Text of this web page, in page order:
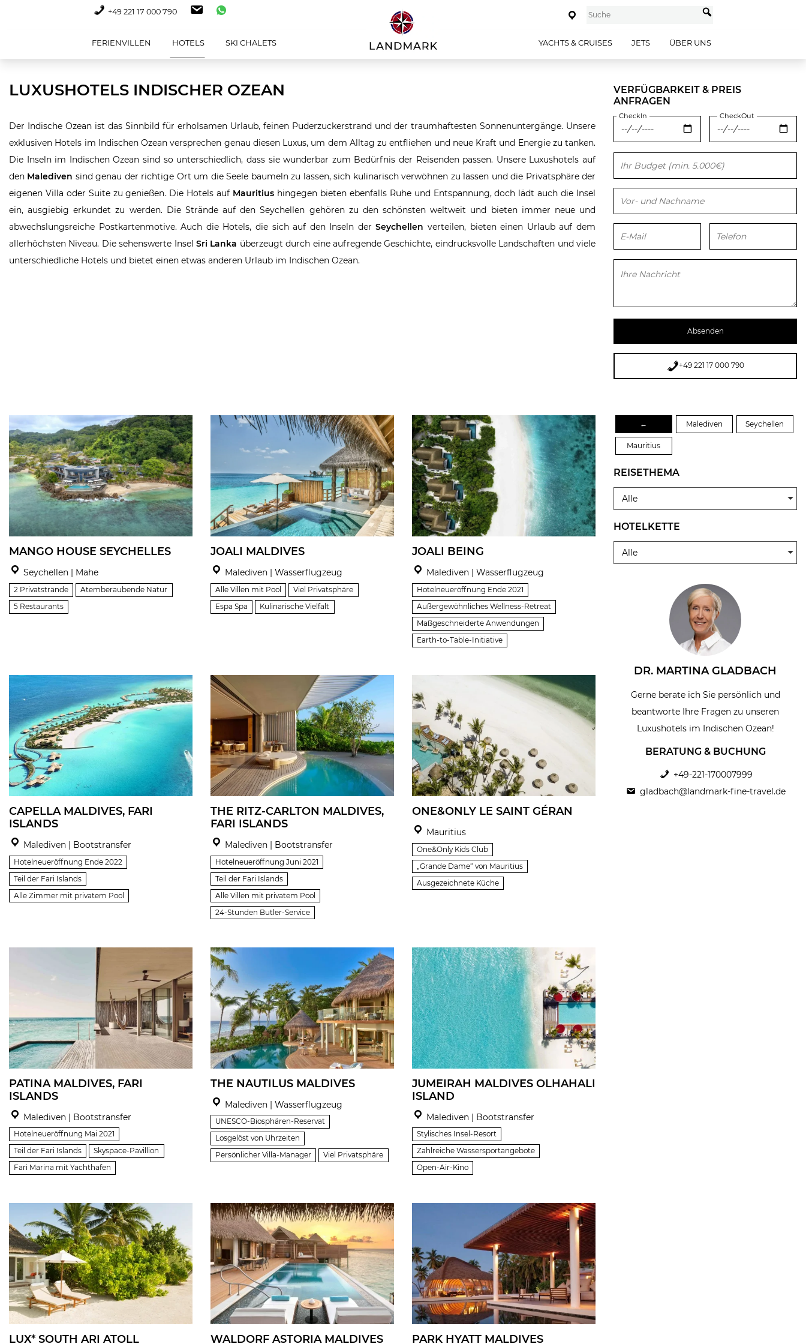
+49 221 17 000 790
FERIENVILLEN HOTELS SKI CHALETS YACHTS & CRUISES JETS ÜBER UNS
LUXUSHOTELS INDISCHER OZEAN
Der Indische Ozean ist das Sinnbild für erholsamen Urlaub, feinen Puderzuckerstrand und der traumhaftesten Sonnenuntergänge. Unsere
exklusiven Hotels im Indischen Ozean versprechen genau diesen Luxus, um dem Alltag zu entfliehen und neue Kraft und Energie zu tanken.
Die Inseln im Indischen Ozean sind so unterschiedlich, dass sie wunderbar zum Bedürfnis der Reisenden passen. Unsere Luxushotels auf
den Malediven sind genau der richtige Ort um die Seele baumeln zu lassen, sich kulinarisch verwöhnen zu lassen und die Privatsphäre der
eigenen Villa oder Suite zu genießen. Die Hotels auf Mauritius hingegen bieten ebenfalls Ruhe und Entspannung, doch lädt auch die Insel
ein, ausgiebig erkundet zu werden. Die Strände auf den Seychellen gehören zu den schönsten weltweit und bieten immer neue und
abwechslungsreiche Postkartenmotive. Auch die Hotels, die sich auf den Inseln derSeychellen verteilen, bieten einen Urlaub auf dem
allerhöchsten Niveau. Die sehenswerte Insel Sri Lanka überzeugt durch eine aufregende Geschichte, eindrucksvolle Landschaften und viele
unterschiedliche Hotels und bietet einen etwas anderen Urlaub im Indischen Ozean.
VERFÜGBARKEIT & PREIS
ANFRAGEN
CheckIn CheckOut
Bitte lasse dieses Feld leer.
Bitte lasse dieses Feld leer.
+49 221 17 000 790
← Malediven Seychellen
Mauritius
REISETHEMA
Alle
HOTELKETTE
Alle
DR. MARTINA GLADBACH
Gerne berate ich Sie persönlich und
beantworte Ihre Fragen zu unseren
Luxushotels im Indischen Ozean!
BERATUNG & BUCHUNG
+49-221-170007999
gladbach@landmark-fine-travel.de
MANGO HOUSE SEYCHELLES
Seychellen | Mahe
2 Privatstrände
Atemberaubende Natur
5 Restaurants
JOALI MALDIVES
Malediven | Wasserflugzeug
Alle Villen mit Pool
Viel Privatsphäre
Espa Spa
Kulinarische Vielfalt
JOALI BEING
Malediven | Wasserflugzeug
Hotelneueröffnung Ende 2021
Außergewöhnliches Wellness-Retreat
Maßgeschneiderte Anwendungen
Earth-to-Table-Initiative
CAPELLA MALDIVES, FARI
ISLANDS
Malediven | Bootstransfer
Hotelneueröffnung Ende 2022
Teil der Fari Islands
Alle Zimmer mit privatem Pool
THE RITZ-CARLTON MALDIVES,
FARI ISLANDS
Malediven | Bootstransfer
Hotelneueröffnung Juni 2021
Teil der Fari Islands
Alle Villen mit privatem Pool
24-Stunden Butler-Service
ONE&ONLY LE SAINT GÉRAN
Mauritius
One&Only Kids Club
„Grande Dame“ von Mauritius
Ausgezeichnete Küche
PATINA MALDIVES, FARI
ISLANDS
Malediven | Bootstransfer
Hotelneueröffnung Mai 2021
Teil der Fari Islands
Skyspace-Pavillion
Fari Marina mit Yachthafen
THE NAUTILUS MALDIVES
Malediven | Wasserflugzeug
UNESCO-Biosphären-Reservat
Losgelöst von Uhrzeiten
Persönlicher Villa-Manager
Viel Privatsphäre
JUMEIRAH MALDIVES OLHAHALI
ISLAND
Malediven | Bootstransfer
Stylisches Insel-Resort
Zahlreiche Wassersportangebote
Open-Air-Kino
LUX* SOUTH ARI ATOLL
WALDORF ASTORIA MALDIVES
PARK HYATT MALDIVES